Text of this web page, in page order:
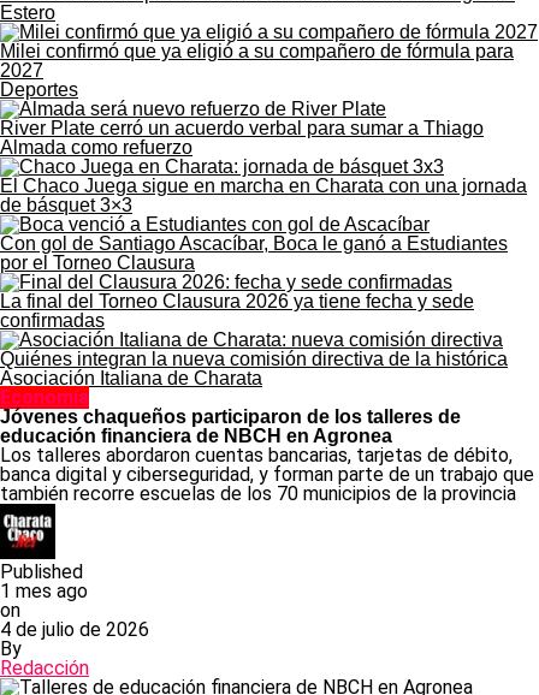
Estero
Milei confirmó que ya eligió a su compañero de fórmula para
2027
Deportes
River Plate cerró un acuerdo verbal para sumar a Thiago
Almada como refuerzo
El Chaco Juega sigue en marcha en Charata con una jornada
de básquet 3×3
Con gol de Santiago Ascacíbar, Boca le ganó a Estudiantes
por el Torneo Clausura
La final del Torneo Clausura 2026 ya tiene fecha y sede
confirmadas
Quiénes integran la nueva comisión directiva de la histórica
Asociación Italiana de Charata
Economía
Jóvenes chaqueños participaron de los talleres de
educación financiera de NBCH en Agronea
Los talleres abordaron cuentas bancarias, tarjetas de débito,
banca digital y ciberseguridad, y forman parte de un trabajo que
también recorre escuelas de los 70 municipios de la provincia
Published
1 mes ago
on
4 de julio de 2026
By
Redacción